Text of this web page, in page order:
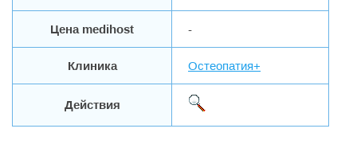
Цена medihost -
Клиника Остеопатия+
Действия